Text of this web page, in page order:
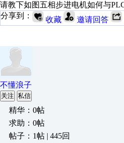
请教下如图五相步进电机如何与
分享到：
收藏 邀请回答
不懂浪子
关注 私信
精华：0帖
求助：0帖
帖子：1帖 | 445回